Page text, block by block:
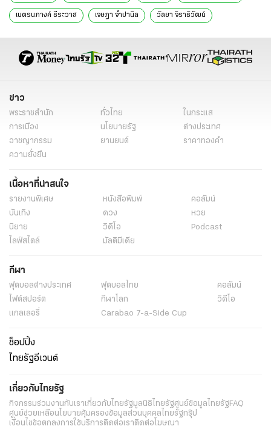
เนตรนภางค์ ธีระวาส เจษฎา จำปานิล วัลยา จิราธิวัฒน์
ข่าว
พระราชสำนัก ทั่วไทย
ในกระแส
การเมือง
นโยบายรัฐ
ต่างประเทศ
อาชญากรรม
ยานยนต์
ราคาทองคำ
ความยั่งยืน
เนื้อหาที่น่าสนใจ
รายงานพิเศษ หนังสือพิมพ์
คอลัมน์
บันเทิง
ดวง
หวย
นิยาย
วิดีโอ
Podcast
ไลฟ์สไตล์
มัลติมีเดีย
กีฬา
ฟุตบอลต่่างประเทศ ฟุตบอลไทย
คอลัมน์
ไฟต์สปอร์ต
กีฬาโลก
วิดีโอ
แกลเลอรี่
Carabao 7-a-Side Cup
ช็อปปิ้ง
ไทยรัฐอีเวนต์
เกี่ยวกับไทยรัฐ
กิจกรรมร่วมงานกับเราเกี่ยวกับไทยรัฐมูลนิธิไทยรัฐศูนย์ข้อมูลไทยรัฐFAQ
ศูนย์ช่วยเหลือนโยบายคุ้มครองข้อมูลส่วนบุคคลไทยรัฐกรุ๊ป
เงื่อนไขข้อตกลงการใช้บริการติดต่อเราติดต่อโฆษณา